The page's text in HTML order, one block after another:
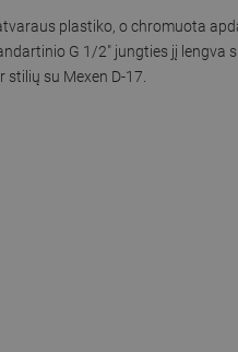
plastiko, o chromuota
G 1/2" jungties jį lengva
su Mexen D-17.